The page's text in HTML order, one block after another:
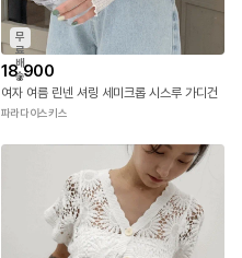
무
료
배
송
18,900
여자 여름 린넨 셔링 세미크롭 시스루 가디건
파라다이스키스